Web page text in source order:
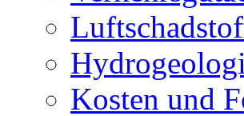
Kosten und